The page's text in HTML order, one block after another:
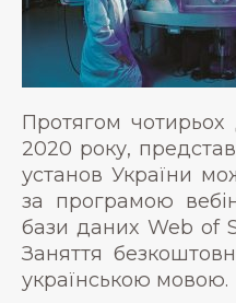
Протягом
2020 року,
установ України
за програмою
бази даних Web of
Заняття
українською мовою.